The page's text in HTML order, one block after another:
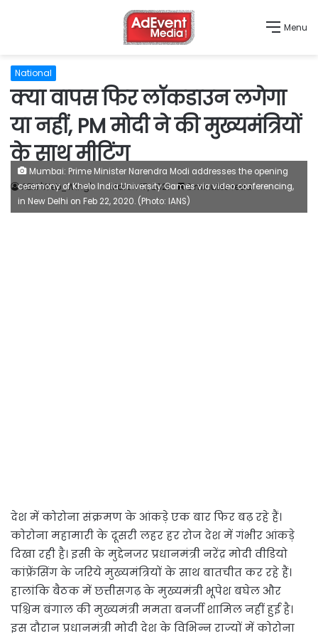
Menu
National
क्या वापस फिर लॉकडाउन लगेगा
या नहीं, PM मोदी ने की मुख्यमंत्रियों
के साथ मीटिंग
AEM 'Web_Wing' March 17, 2021 2 minutes read
Mumbai: Prime Minister Narendra Modi addresses the opening
ceremony of Khelo India University Games via video conferencing,
in New Delhi on Feb 22, 2020. (Photo: IANS)
देश में कोरोना संक्रमण के आंकड़े एक बार फिर बढ़ रहे हैं।
कोरोना महामारी के दूसरी लहर हर रोज देश में गंभीर आंकड़े
दिखा रही है। इसी के मुद्देनजर प्रधानमंत्री नरेंद्र मोदी वीडियो
कांफ्रेंसिंग के जरिये मुख्यमंत्रियों के साथ बातचीत कर रहे हैं।
हालांकि बैठक में छत्तीसगढ़ के मुख्यमंत्री भूपेश बघेल और
पश्चिम बंगाल की मुख्यमंत्री ममता बनर्जी शामिल नहीं हुई है।
इस दौरान प्रधानमंत्री मोदी देश के विभिन्न राज्यों में कोरोना